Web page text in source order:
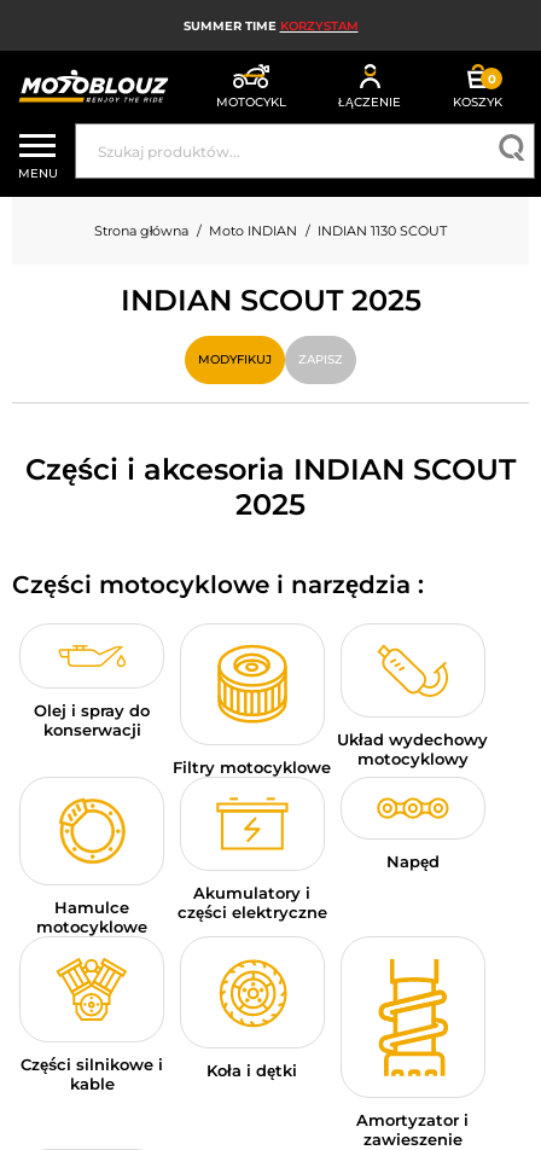
SUMMER TIME KORZYSTAM
MOTOCYKL ŁĄCZENIE
0
KOSZYK
KASK MOTOCYKLOWY
ODZIEŻ MOTOCYKLOWA DLA MĘŻCZYZN
UBRANIA MOTOCYKLOWE DAMSKIE
MX; ENDURO I TRIAL
HIGH-TECH MOTOCYKLOWY
PODUSZKA POWIETRZNA MOTOCYKLOWA
CZĘŚCI MOTOCYKLOWE I NARZĘDZIA
AKCESORIA MOTOCYKLOWE
OKAZJE I PROMOCJE
KARTY PODARUNKOWE
PL | EUR € — MODYFIKUJ
MARKI
PORADY
SKONTAKTUJ SIĘ Z NAMI
MENU
Strona główna Moto INDIAN INDIAN 1130 SCOUT
INDIAN SCOUT 2025
MODYFIKUJ ZAPISZ
Części i akcesoria INDIAN SCOUT
2025
Części motocyklowe i narzędzia :
Olej i spray do
konserwacji
Filtry motocyklowe
Układ wydechowy
motocyklowy
Hamulce
motocyklowe
Akumulatory i
części elektryczne
Napęd
Części silnikowe i
kable
Koła i dętki
Amortyzator i
zawieszenie